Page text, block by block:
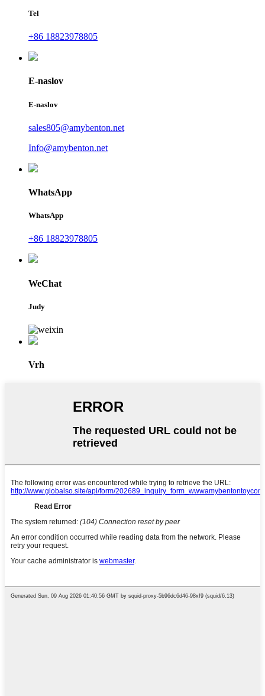
Tel
+86 18823978805
E-naslov
E-naslov
sales805@amybenton.net
Info@amybenton.net
WhatsApp
WhatsApp
+86 18823978805
WeChat
Judy
Vrh